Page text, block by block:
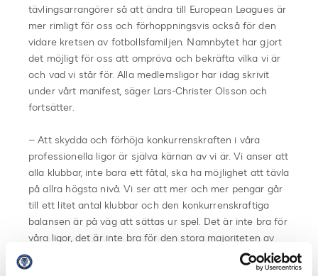
tävlingsarrangörer så att ändra till European Leagues är
mer rimligt för oss och förhoppningsvis också för den
vidare kretsen av fotbollsfamiljen. Namnbytet har gjort
det möjligt för oss att ompröva och bekräfta vilka vi är
och vad vi står för. Alla medlemsligor har idag skrivit
under vårt manifest, säger Lars-Christer Olsson och
fortsätter.
– Att skydda och förhöja konkurrenskraften i våra
professionella ligor är själva kärnan av vi är. Vi anser att
alla klubbar, inte bara ett fåtal, ska ha möjlighet att tävla
på allra högsta nivå. Vi ser att mer och mer pengar går
till ett litet antal klubbar och den konkurrenskraftiga
balansen är på väg att sättas ur spel. Det är inte bra för
våra ligor, det är inte bra för den stora majoriteten av
elitklubbar, och det är absolut inte bra för klubbarnas
supportrar.